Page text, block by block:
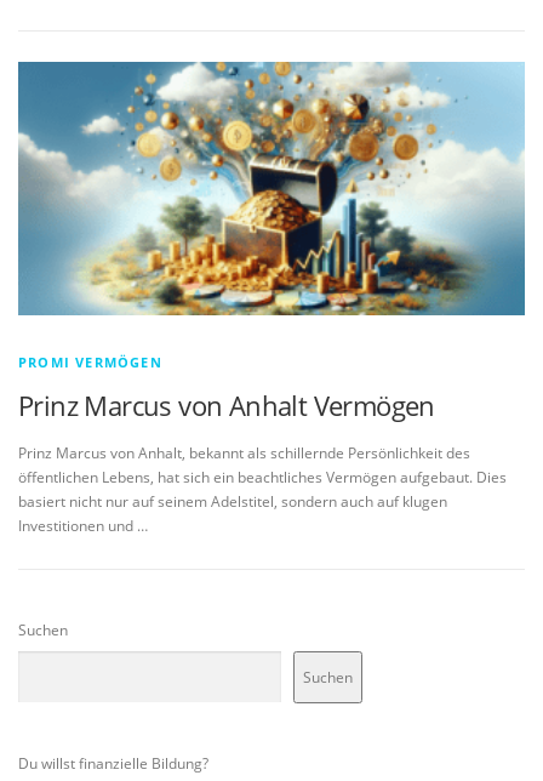
PROMI VERMÖGEN
Prinz Marcus von Anhalt Vermögen
Prinz Marcus von Anhalt, bekannt als schillernde Persönlichkeit des
öffentlichen Lebens, hat sich ein beachtliches Vermögen aufgebaut. Dies
basiert nicht nur auf seinem Adelstitel, sondern auch auf klugen
Investitionen und …
Suchen
Suchen
Du willst finanzielle Bildung?